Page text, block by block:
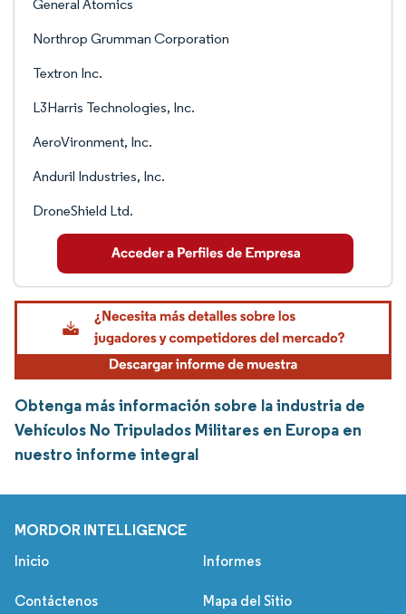
General Atomics
Northrop Grumman Corporation
Textron Inc.
L3Harris Technologies, Inc.
AeroVironment, Inc.
Anduril Industries, Inc.
DroneShield Ltd.
Obtenga más información sobre la industria de
Vehículos No Tripulados Militares en Europa en
nuestro informe integral
MORDOR INTELLIGENCE
Inicio Informes
Contáctenos Mapa del Sitio